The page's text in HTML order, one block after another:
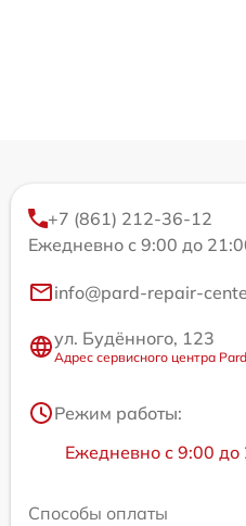
+7 (861) 212-36-12
Ежедневно с 9:00 до
info@pard-repair-
ул. Будённого, 123
Адрес сервисного центра Pard
Режим работы:
Ежедневно с 9:00 до
Способы оплаты